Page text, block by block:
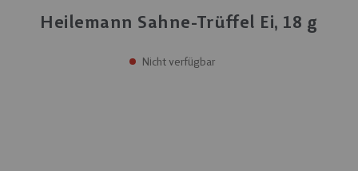
Heilemann Sahne-Trüffel Ei, 18 g
Nicht verfügbar